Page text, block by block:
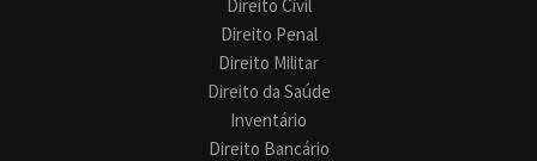
Direito Civil
Direito Penal
Direito Militar
Direito da Saúde
Inventário
Direito Bancário